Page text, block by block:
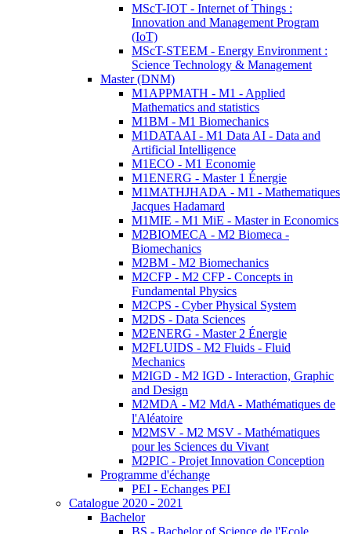
MScT-IOT - Internet of Things :
Innovation and Management Program
(IoT)
MScT-STEEM - Energy Environment :
Science Technology & Management
Master (DNM)
M1APPMATH - M1 - Applied
Mathematics and statistics
M1BM - M1 Biomechanics
M1DATAAI - M1 Data AI - Data and
Artificial Intelligence
M1ECO - M1 Economie
M1ENERG - Master 1 Énergie
M1MATHJHADA - M1 - Mathematiques
Jacques Hadamard
M1MIE - M1 MiE - Master in Economics
M2BIOMECA - M2 Biomeca -
Biomechanics
M2BM - M2 Biomechanics
M2CFP - M2 CFP - Concepts in
Fundamental Physics
M2CPS - Cyber Physical System
M2DS - Data Sciences
M2ENERG - Master 2 Énergie
M2FLUIDS - M2 Fluids - Fluid
Mechanics
M2IGD - M2 IGD - Interaction, Graphic
and Design
M2MDA - M2 MdA - Mathématiques de
l'Aléatoire
M2MSV - M2 MSV - Mathématiques
pour les Sciences du Vivant
M2PIC - Projet Innovation Conception
Programme d'échange
PEI - Echanges PEI
Catalogue 2020 - 2021
Bachelor
BS - Bachelor of Science de l'Ecole